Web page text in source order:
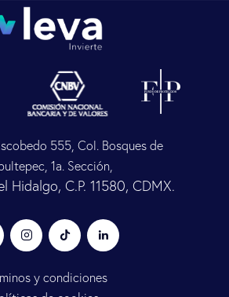
555, Col. Bosques de
1a. Sección,
Hidalgo, C.P. 11580, CDMX.
y condiciones